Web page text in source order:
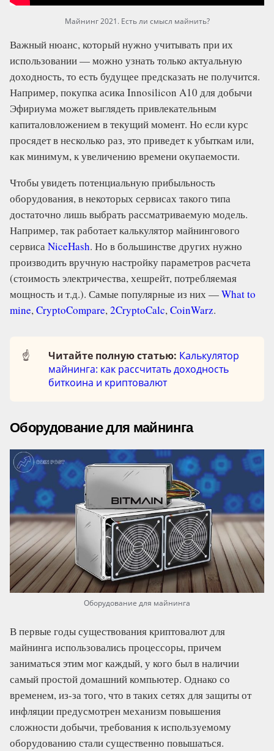
Майнинг 2021. Есть ли смысл майнить?
Важный нюанс, который нужно учитывать при их
использовании — можно узнать только актуальную
доходность, то есть будущее предсказать не получится.
Например, покупка асика Innosilicon A10 для добычи
Эфириума может выглядеть привлекательным
капиталовложением в текущий момент. Но если курс
просядет в несколько раз, это приведет к убыткам или,
как минимум, к увеличению времени окупаемости.
Чтобы увидеть потенциальную прибыльность
оборудования, в некоторых сервисах такого типа
достаточно лишь выбрать рассматриваемую модель.
Например, так работает калькулятор майнингового
сервисаNiceHash. Но в большинстве других нужно
производить вручную настройку параметров расчета
(стоимость электричества, хешрейт, потребляемая
мощность и т.д.). Самые популярные из них —What to
mine,CryptoCompare,2CryptoCalc,CoinWarz.
☝️ Читайте полную статью: Калькулятор
майнинга: как рассчитать доходность
биткоина и криптовалют
Оборудование для майнинга
Оборудование для майнинга
В первые годы существования криптовалют для
майнинга использовались процессоры, причем
заниматься этим мог каждый, у кого был в наличии
самый простой домашний компьютер. Однако со
временем, из-за того, что в таких сетях для защиты от
инфляции предусмотрен механизм повышения
сложности добычи, требования к используемому
оборудованию стали существенно повышаться.